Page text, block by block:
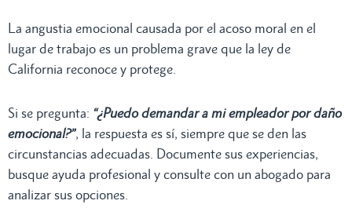
La angustia emocional causada por el acoso moral en el
lugar de trabajo es un problema grave que la ley de
California reconoce y protege.
Si se pregunta: “¿Puedo demandar a mi empleador por daño
emocional?”, la respuesta es sí, siempre que se den las
circunstancias adecuadas. Documente sus experiencias,
busque ayuda profesional y consulte con un abogado para
analizar sus opciones.